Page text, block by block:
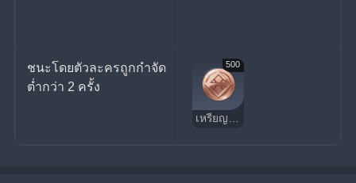
ชนะโดยตัวละครถูกกำจัด
ต่ำกว่า 2 ครั้ง
500
เหรียญนําโชค